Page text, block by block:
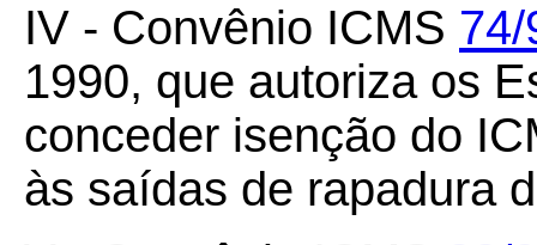
IV - Convênio ICMS 74/
1990, que autoriza os
conceder isenção do
às saídas de rapadura